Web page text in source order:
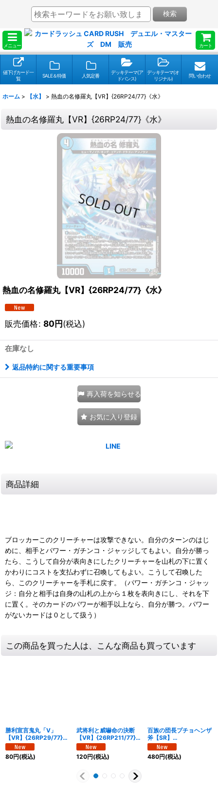
メニュー カート
検索
値下げカード一
覧
SALE＆特価 人気定番
デッキテーマ(ア
ドバンス)
デッキテーマ(オ
リジナル)
問い合わせ
ホーム > 【水】 > 熱血の名修羅丸【VR】{26RP24/77}《水》
熱血の名修羅丸【VR】{26RP24/77}《水》
熱血の名修羅丸【VR】{26RP24/77}《水》
販売価格: 80円(税込)
在庫なし
返品特約に関する重要事項
再入荷を知らせる
お気に入り登録
商品詳細
ブロッカーこのクリーチャーは攻撃できない。自分のターンのはじ
めに、相手とパワー・ガチンコ・ジャッジしてもよい。自分が勝っ
たら、こうして自分が表向きにしたクリーチャーを山札の下に置く
かわりにコストを支払わずに召喚してもよい。こうして召喚した
ら、このクリーチャーを手札に戻す。（パワー・ガチンコ・ジャッ
ジ：自分と相手は自身の山札の上から１枚を表向きにし、それを下
に置く。そのカードのパワーが相手以上なら、自分が勝つ。パワー
がないカードは０として扱う）
この商品を買った人は、こんな商品も買っています
勝利宣言鬼丸「V」
【VR】{26RP29/77}
《自然》
80円(税込)
武将利と威嚇命の決断
【VR】{26RP211/77}
《多》
120円(税込)
百族の団長プチョヘンザ
斧【SR】
{26RP2S8/S11}《多》
480円(税込)